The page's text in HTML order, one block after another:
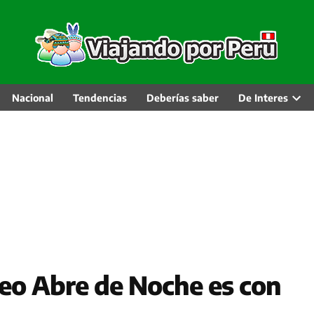
Nacional Tendencias Deberías saber De Interes
Abre de Noche es con